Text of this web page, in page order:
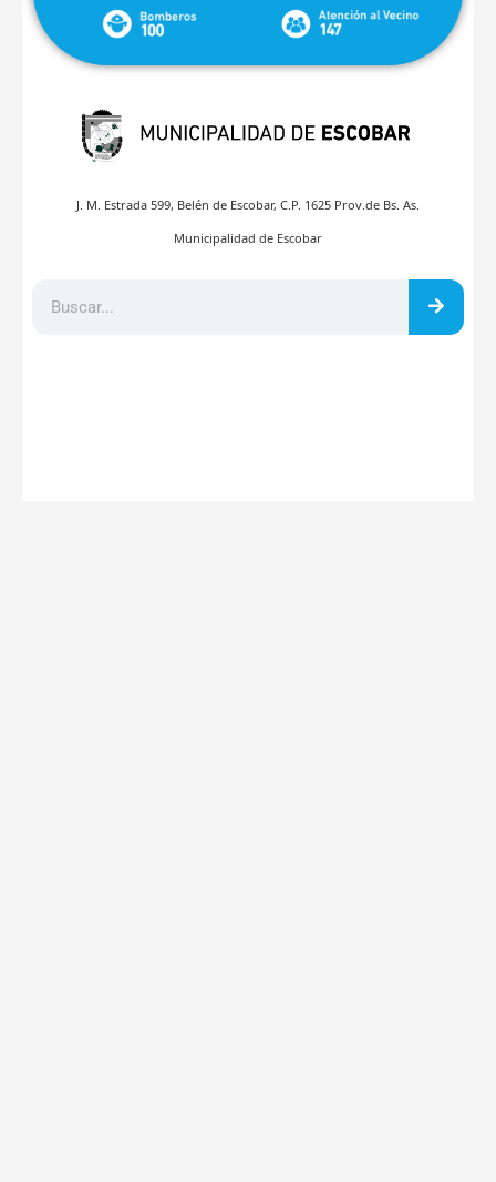
J. M. Estrada 599, Belén de Escobar, C.P. 1625 Prov.de Bs. As.
Municipalidad de Escobar